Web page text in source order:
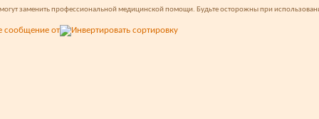
заменить профессиональной медицинской помощи. Будьте осторожны при
сообщение от